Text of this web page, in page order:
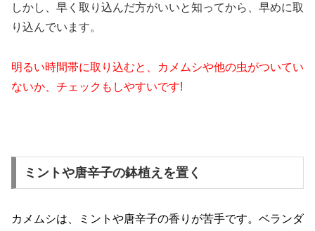
しかし、早く取り込んだ方がいいと知ってから、早めに取
り込んでいます。
明るい時間帯に取り込むと、カメムシや他の虫がついてい
ないか、チェックもしやすいです!
ミントや唐辛子の鉢植えを置く
カメムシは、ミントや唐辛子の香りが苦手です。ベランダ